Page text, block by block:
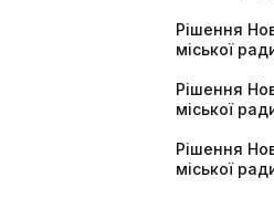
Рішення
міської
Рішення
міської
Рішення
міської